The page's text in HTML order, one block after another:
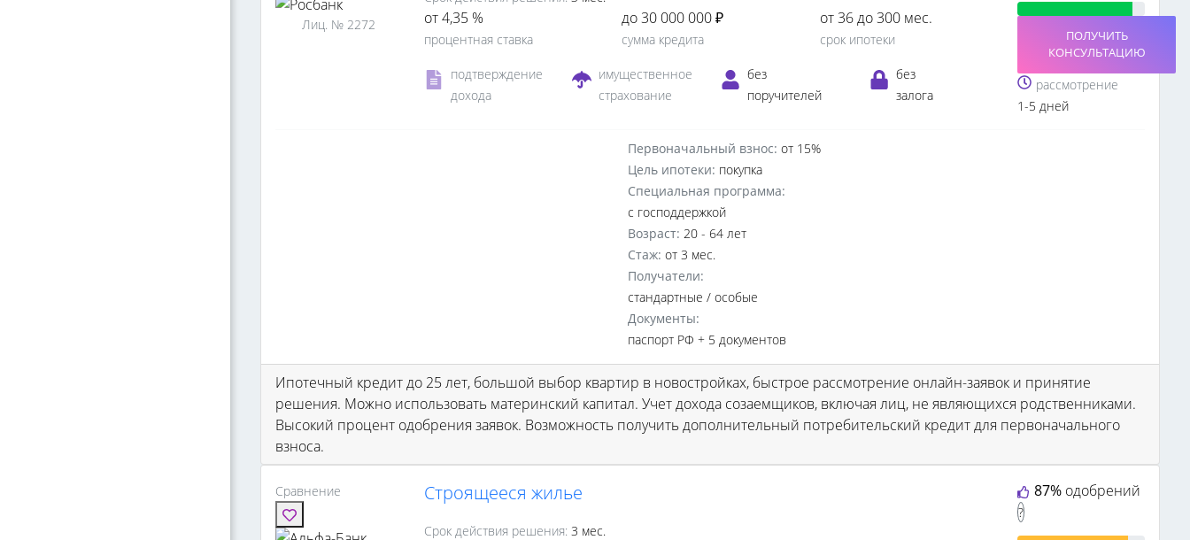
Лиц. № 2272 от 4,35 %
процентная ставка
до 30 000 000 ₽
сумма кредита
от 36 до 300 мес.
срок ипотеки
подтверждение
дохода
имущественное
страхование
без
поручителей
без
залога
ПОЛУЧИТЬ
КОНСУЛЬТАЦИЮ
рассмотрение
1-5 дней
Первоначальный взнос: от 15%
Цель ипотеки: покупка
Специальная программа:
с господдержкой
Возраст: 20 - 64 лет
Стаж: от 3 мес.
Получатели:
стандартные / особые
Документы:
паспорт РФ + 5 документов
Ипотечный кредит до 25 лет, большой выбор квартир в новостройках, быстрое рассмотрение онлайн-заявок и принятие
решения. Можно использовать материнский капитал. Учет дохода созаемщиков, включая лиц, не являющихся родственниками.
Высокий процент одобрения заявок. Возможность получить дополнительный потребительский кредит для первоначального
взноса.
Сравнение Cтроящееся жилье
Срок действия решения: 3 мес.
87% одобрений
?